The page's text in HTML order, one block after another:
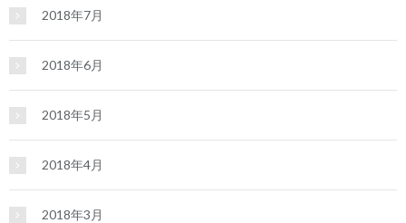
2018年7月
2018年6月
2018年5月
2018年4月
2018年3月